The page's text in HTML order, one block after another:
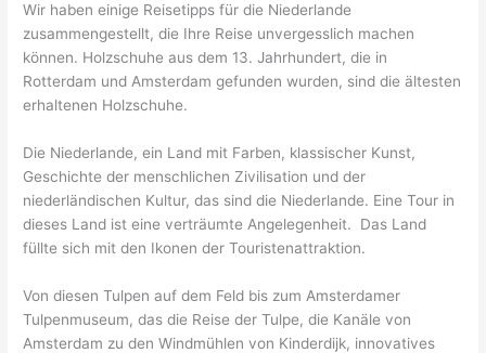
Wir haben einige Reisetipps für die Niederlande
zusammengestellt, die Ihre Reise unvergesslich machen
können. Holzschuhe aus dem 13. Jahrhundert, die in
Rotterdam und Amsterdam gefunden wurden, sind die ältesten
erhaltenen Holzschuhe.
Die Niederlande, ein Land mit Farben, klassischer Kunst,
Geschichte der menschlichen Zivilisation und der
niederländischen Kultur, das sind die Niederlande. Eine Tour in
dieses Land ist eine verträumte Angelegenheit. Das Land
füllte sich mit den Ikonen der Touristenattraktion.
Von diesen Tulpen auf dem Feld bis zum Amsterdamer
Tulpenmuseum, das die Reise der Tulpe, die Kanäle von
Amsterdam zu den Windmühlen von Kinderdijk, innovatives